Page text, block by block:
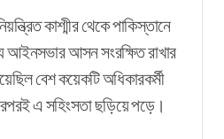
কাশ্মীর থেকে পাকিস্তানে
আইনসভার আসন সংরক্ষিত রাখার
বেশ কয়েকটি অধিকারকর্মী
এ সহিংসতা ছড়িয়ে পড়ে।